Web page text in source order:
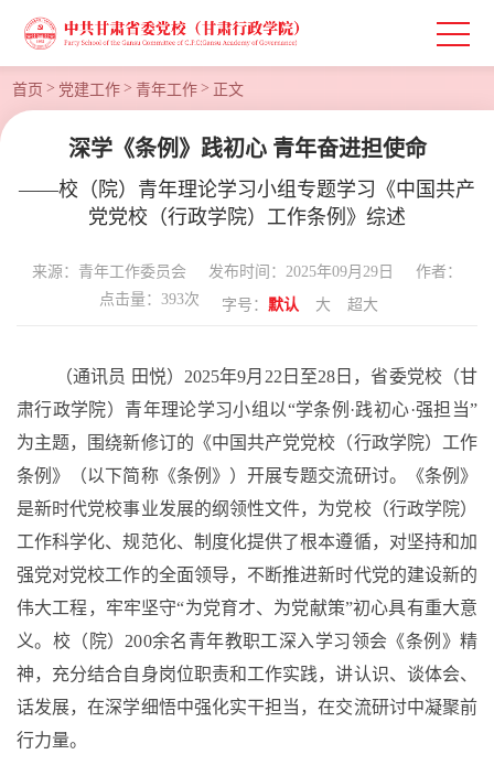
首页 > 党建工作 > 青年工作 > 正文
深学《条例》践初心 青年奋进担使命
——校（院）青年理论学习小组专题学习《中国共产
党党校（行政学院）工作条例》综述
来源：青年工作委员会 发布时间：2025年09月29日
作者：
点击量： 393次 字号： 默认 大 超大
（通讯员 田悦） 2025年9月22日至28日，省委党校（甘
肃行政学院）青年理论学习小组以“学条例·践初心·强担当”
为主题，围绕新修订的《中国共产党党校（行政学院）工作
条例》（以下简称《条例》）开展专题交流研讨。《条例》
是新时代党校事业发展的纲领性文件，为党校（行政学院）
工作科学化、规范化、制度化提供了根本遵循，对坚持和加
强党对党校工作的全面领导，不断推进新时代党的建设新的
伟大工程，牢牢坚守“为党育才、为党献策”初心具有重大意
义。校（院）200余名青年教职工深入学习领会《条例》精
神，充分结合自身岗位职责和工作实践，讲认识、谈体会、
话发展，在深学细悟中强化实干担当，在交流研讨中凝聚前
行力量。